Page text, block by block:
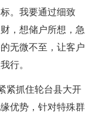
。我要通过细致
，想储户所想，急
无微不至，让客户
行。
紧抓住轮台县大开
优势，针对特殊群